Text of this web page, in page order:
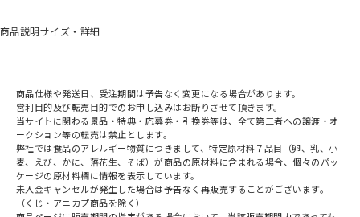
商品説明サイズ・詳細
商品仕様や発送日、受注期間は予告なく変更になる場合があります。
営利目的及び転売目的でのお申し込みはお断りさせて頂きます。
当サイトに関わる景品・特典・応募券・引換券等は、全て第三者への譲渡・オ
ークション等の転売は禁止とします。
弊社では食品のアレルギー物質につきまして、特定原材料７品目（卵、乳、小
麦、えび、かに、落花生、そば）が商品の原材料に含まれる場合、個々のパッ
ケージの原材料欄に情報を表示しています。
未入金キャンセルが発生した場合は予告なく再販売することがございます。
（くじ・アニカプ商品を除く）